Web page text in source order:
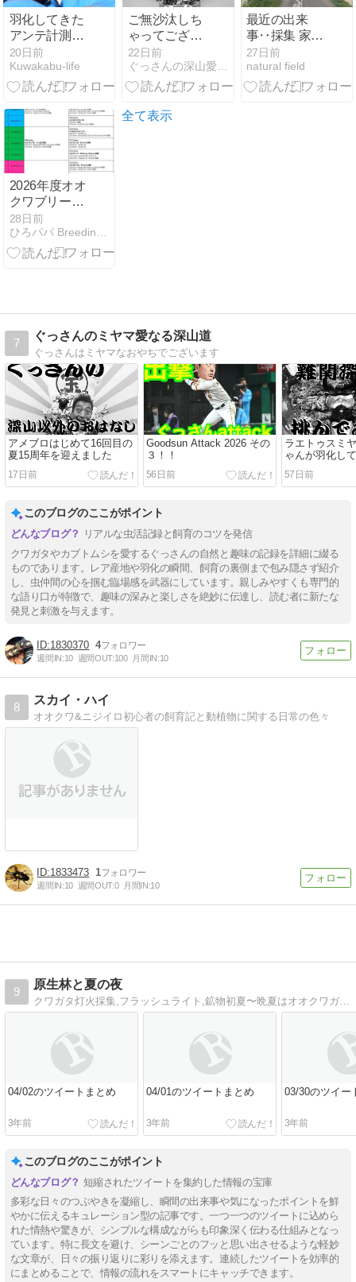
羽化してきた
アンテ計測し
ました
20日前
Kuwakabu-life
ご無沙汰しち
ゃってござい
ます
22日前
最近の出来
事‥採集 家作
業 SB準備・
出店
27日前
natural field
2026年度オオ
クワブリード
始動
28日前
全て表示
7
ぐっさんのミヤマ愛なる深山道
ぐっさんはミヤマなおやぢでございます
アメブロはじめて16回目の
夏15周年を迎えました
17日前
Goodsun Attack 2026 その
３！！
56日前
ラエトゥスミ
ゃんが羽化し
57日前
このブログのここがポイント
リアルな虫活記録と飼育のコツを発信
クワガタやカブトムシを愛するぐっさんの自然と趣味の記録を詳細に綴る
ものであります。レア産地や羽化の瞬間、飼育の裏側まで包み隠さず紹介
し、虫仲間の心を掴む臨場感を武器にしています。親しみやすくも専門的
な語り口が特徴で、趣味の深みと楽しさを絶妙に伝達し、読む者に新たな
発見と刺激を与えます。
1830370 4
週間IN:10 週間OUT:100 月間IN:10
8
スカイ・ハイ
オオクワ&ニジイロ初心者の飼育記と動植物に関する日常の色々
1833473 1
週間IN:10 週間OUT:0 月間IN:10
9
原生林と夏の夜
クワガタ灯火採集,フラッシュライト,鉱物初夏〜晩夏はオオクワガタ灯火採集、車中泊で東北を回ります！
04/02のツイートまとめ
3年前
04/01のツイートまとめ
3年前
03/30のツイー
3年前
このブログのここがポイント
短縮されたツイートを集約した情報の宝庫
多彩な日々のつぶやきを凝縮し、瞬間の出来事や気になったポイントを鮮
やかに伝えるキュレーション型の記事です。一つ一つのツイートに込めら
れた情熱や驚きが、シンプルな構成ながらも印象深く伝わる仕組みとなっ
ています。特に長文を避け、シーンごとのフッと思い出させるような軽妙
な文章が、日々の振り返りに彩りを添えます。連続したツイートを効率的
にまとめることで、情報の流れをスマートにキャッチできます。